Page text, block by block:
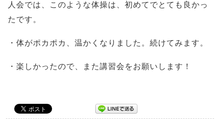
人会では、このような体操は、初めてでとても良かっ
たです。
・体がポカポカ、温かくなりました。続けてみます。
・楽しかったので、また講習会をお願いします！